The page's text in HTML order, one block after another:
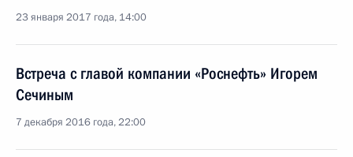
23 января 2017 года, 14:00
Встреча с главой компании «Роснефть» Игорем
Сечиным
7 декабря 2016 года, 22:00